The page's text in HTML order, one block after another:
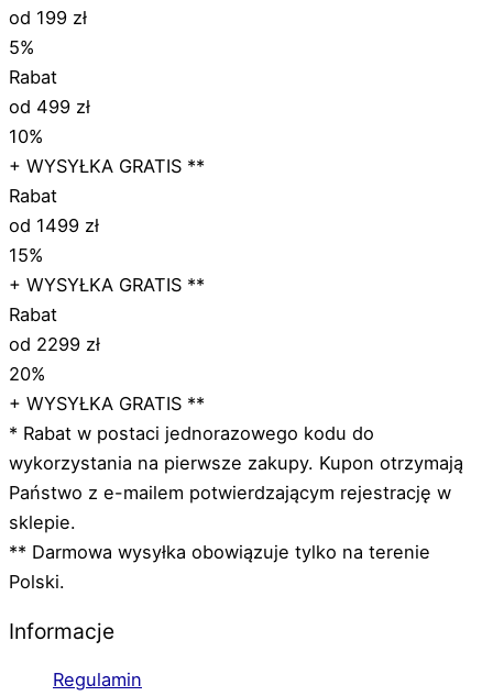
od 199 zł
5%
Rabat
od 499 zł
10%
+ WYSYŁKA GRATIS **
Rabat
od 1499 zł
15%
+ WYSYŁKA GRATIS **
Rabat
od 2299 zł
20%
+ WYSYŁKA GRATIS **
* Rabat w postaci jednorazowego kodu do
wykorzystania na pierwsze zakupy. Kupon otrzymają
Państwo z e-mailem potwierdzającym rejestrację w
sklepie.
** Darmowa wysyłka obowiązuje tylko na terenie
Polski.
Informacje
Regulamin